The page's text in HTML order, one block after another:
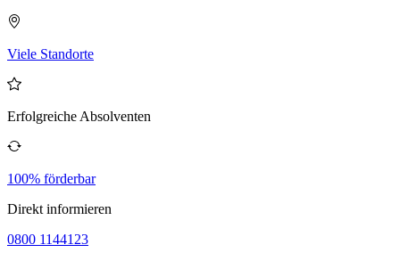
Viele Standorte
Erfolgreiche Absolventen
100% förderbar
Direkt informieren
0800 1144123